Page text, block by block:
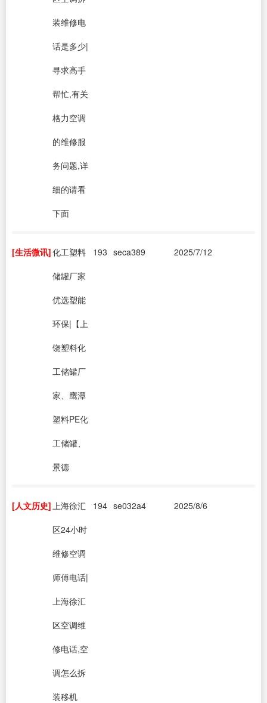
装维修电
话是多少|
寻求高手
帮忙,有关
格力空调
的维修服
务问题,详
细的请看
下面
[生活微讯]化工塑料
储罐厂家
优选塑能
环保|【上
饶塑料化
工储罐厂
家、鹰潭
塑料PE化
工储罐、
景德
193 seca389 2025/7/12
[人文历史] 上海徐汇
区24小时
维修空调
师傅电话|
上海徐汇
区空调维
修电话,空
调怎么拆
装移机
194 se032a4 2025/8/6